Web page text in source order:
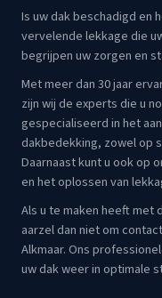
Is uw dak beschadigd en
vervelende lekkage die
begrijpen uw zorgen en
Met meer dan 30 jaar
zijn wij de experts die u
gespecialiseerd in het
dakbedekking, zowel op
Daarnaast kunt u ook op
en het oplossen van
Als u te maken heeft met
aarzel dan niet om
Alkmaar. Ons
uw dak weer in optimale